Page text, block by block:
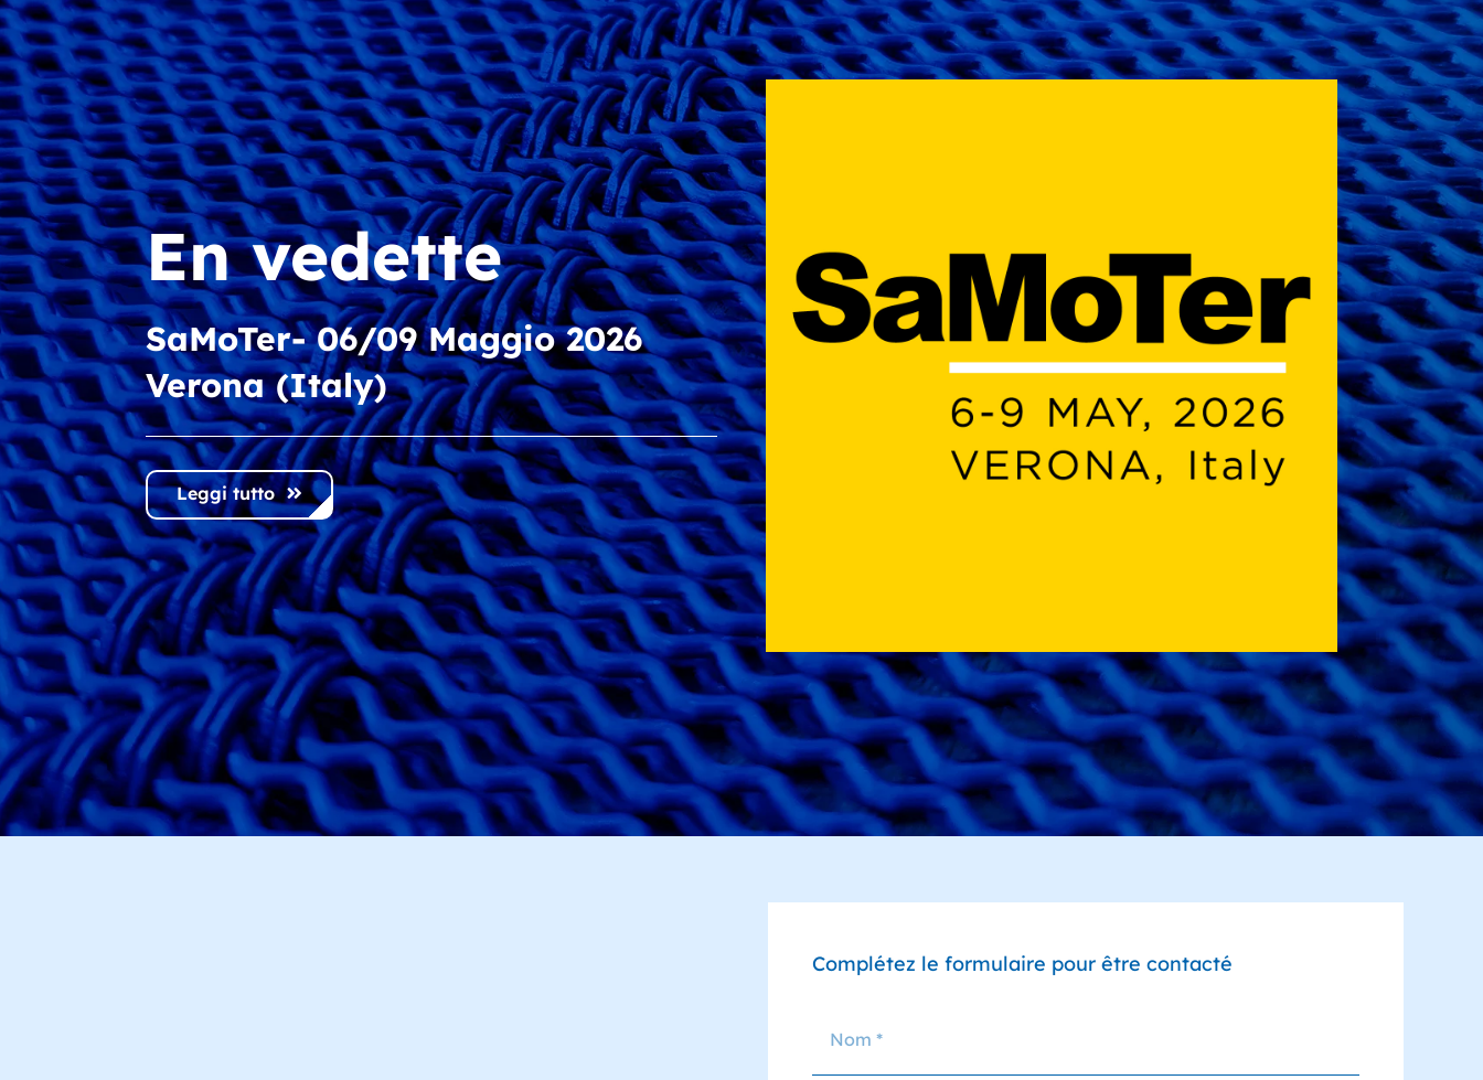
En vedette
SaMoTer- 06/09 Maggio 2026
Verona (Italy)
Leggi tutto
En vedette
Découvrez le nouveau catalogue
« Solutions pour le criblage et le
recyclage des matériaux »
Leggi tutto
Complétez le formulaire pour être contacté